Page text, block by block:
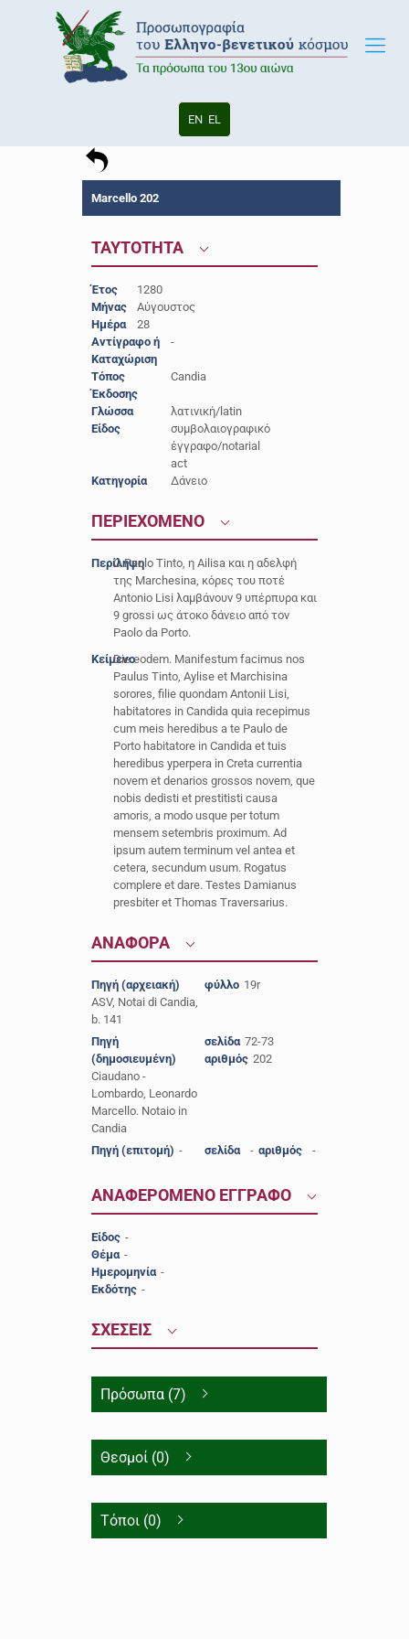
EN EL
Marcello 202
ΤΑΥΤΟΤΗΤΑ
Έτος
1280
Μήνας
Αύγουστος
Ημέρα
28
Αντίγραφο ή
Καταχώριση
-
Τόπος
Έκδοσης
Candia
Γλώσσα
λατινική/latin
Είδος
συμβολαιογραφικό
έγγραφο/notarial
act
Κατηγορία
Δάνειο
ΠΕΡΙΕΧΟΜΕΝΟ
Περίληψη
Ο Paolo Tinto, η Ailisa και η αδελφή
της Marchesina, κόρες του ποτέ
Antonio Lisi λαμβάνουν 9 υπέρπυρα και
9 grossi ως άτοκο δάνειο από τον
Paolo da Porto.
ΚείμενοDie eodem. Manifestum facimus nos
Paulus Tinto, Aylise et Marchisina
sorores, filie quondam Antonii Lisi,
habitatores in Candida quia recepimus
cum meis heredibus a te Paulo de
Porto habitatore in Candida et tuis
heredibus yperpera in Creta currentia
novem et denarios grossos novem, que
nobis dedisti et prestitisti causa
amoris, a modo usque per totum
mensem setembris proximum. Ad
ipsum autem terminum vel antea et
cetera, secundum usum. Rogatus
complere et dare. Testes Damianus
presbiter et Thomas Traversarius.
ΑΝΑΦΟΡΑ
Πηγή (αρχειακή)
ASV, Notai di Candia,
b. 141
φύλλο 19r
Πηγή
(δημοσιευμένη)
Ciaudano -
Lombardo, Leonardo
Marcello. Notaio in
Candia
σελίδα 72-73
αριθμός 202
Πηγή (επιτομή) - σελίδα - αριθμός -
ΑΝΑΦΕΡΟΜΕΝΟ ΕΓΓΡΑΦΟ
Είδος -
Θέμα -
Ημερομηνία -
Εκδότης -
ΣΧΕΣΕΙΣ
Πρόσωπα (7)
Θεσμοί (0)
Τόποι (0)